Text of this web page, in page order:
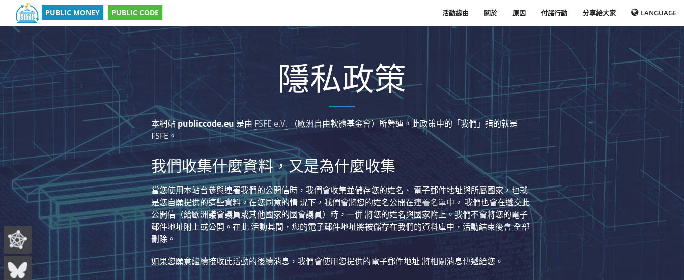
PUBLIC MONEY PUBLIC CODE 活動緣由 關於 原因 付諸行動 分享給大家 LANGUAGE
隱私政策
本網站publiccode.eu 是由 FSFE e.V. （歐洲自由軟體基金會）所營運。此政策中的「我們」指的就是
FSFE。
我們收集什麼資料，又是為什麼收集
當您使用本站台參與連署我們的公開信時，我們會收集並儲存您的姓名、 電子郵件地址與所屬國家，也就
是您自願提供的這些資料。在您同意的情 況下，我們會將您的姓名公開在連署名單中。 我們也會在遞交此
公開信（給歐洲議會議員或其他國家的國會議員）時，一併 將您的姓名與國家附上。我們不會將您的電子
郵件地址附上或公開。在此 活動其間，您的電子郵件地址將被儲存在我們的資料庫中，活動結束後會 全部
刪除。
如果您願意繼續接收此活動的後續消息，我們會使用您提供的電子郵件地址 將相關消息傳遞給您。